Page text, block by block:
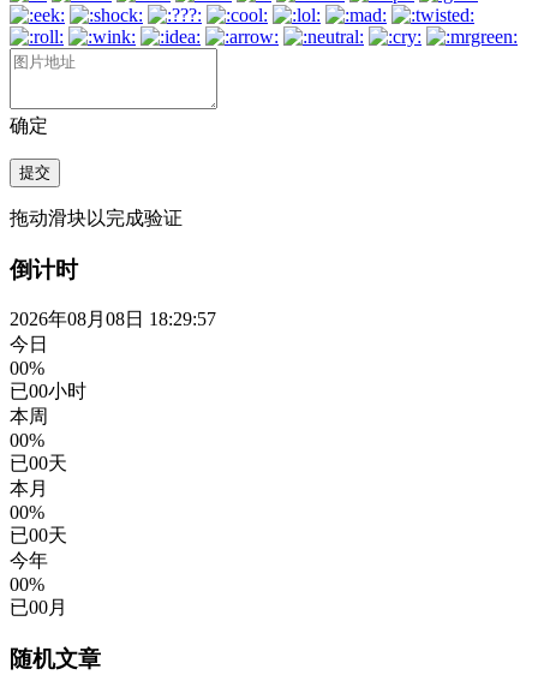
确定
提交
拖动滑块以完成验证
倒计时
2026年08月08日 18:29:58
今日
00%
已00小时
本周
00%
已00天
本月
00%
已00天
今年
00%
已00月
随机文章